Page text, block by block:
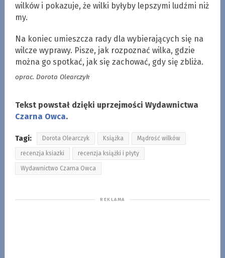
wilków i pokazuje, że wilki byłyby lepszymi ludźmi niż
my.
Na koniec umieszcza rady dla wybierających się na
wilcze wyprawy. Pisze, jak rozpoznać wilka, gdzie
można go spotkać, jak się zachować, gdy się zbliża.
oprac. Dorota Olearczyk
Tekst powstał dzięki uprzejmości Wydawnictwa
Czarna Owca.
Tagi: Dorota Olearczyk Książka Mądrość wilków
recenzja ksiazki recenzja książki i płyty
Wydawnictwo Czarna Owca